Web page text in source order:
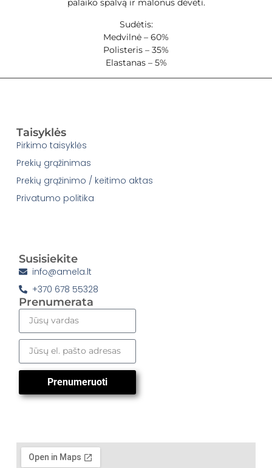
palaiko spalvą ir malonus dėvėti.
Sudėtis:
Medvilnė – 60%
Polisteris – 35%
Elastanas – 5%
Taisyklės
Pirkimo taisyklės
Prekių grąžinimas
Prekių grąžinimo / keitimo aktas
Privatumo politika
Susisiekite
info@amela.lt
+370 678 55328
Prenumerata
Prenumeruoti